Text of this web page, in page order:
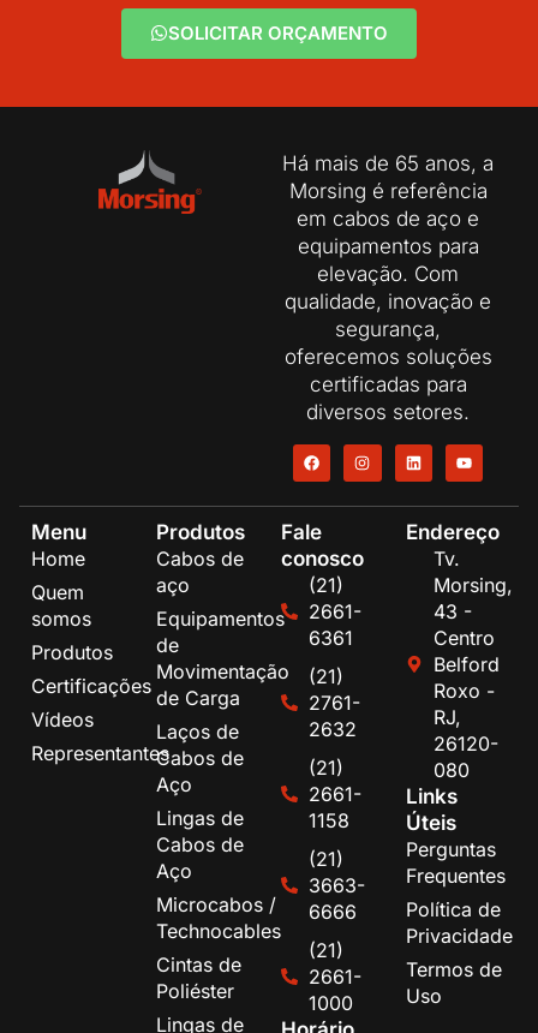
SOLICITAR ORÇAMENTO
Há mais de 65 anos, a
Morsing é referência
em cabos de aço e
equipamentos para
elevação. Com
qualidade, inovação e
segurança,
oferecemos soluções
certificadas para
diversos setores.
Menu
Home
Quem
somos
Produtos
Certificações
Vídeos
Representantes
Produtos
Cabos de
aço
Equipamentos
de
Movimentação
de Carga
Laços de
Cabos de
Aço
Lingas de
Cabos de
Aço
Microcabos /
Technocables
Cintas de
Poliéster
Lingas de
Fale
conosco
(21)
2661-
6361
(21)
2761-
2632
(21)
2661-
1158
(21)
3663-
6666
(21)
2661-
1000
Endereço
Tv.
Morsing,
43 -
Centro
Belford
Roxo -
RJ,
26120-
080
Links
Úteis
Perguntas
Frequentes
Política de
Privacidade
Termos de
Uso